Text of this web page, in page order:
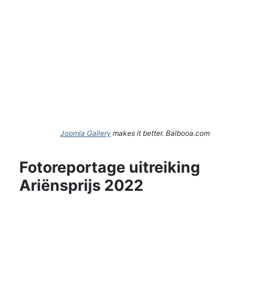
Joomla Gallery makes it better. Balbooa.com
Fotoreportage uitreiking
Ariënsprijs 2022